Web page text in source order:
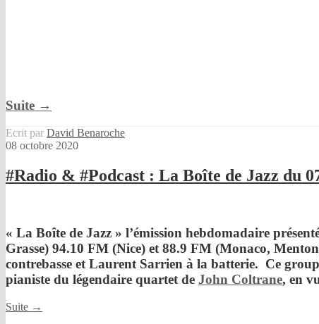
Suite →
Ecrit par David Benaroche
08 octobre 2020
#Radio & #Podcast : La Boîte de Jazz du
« La Boîte de Jazz » l’émission hebdomadaire
Grasse) 94.10 FM (Nice) et 88.9 FM (Monaco,
contrebasse et Laurent Sarrien à la batterie. Ce
pianiste du légendaire quartet de John Coltrane, en
Suite →